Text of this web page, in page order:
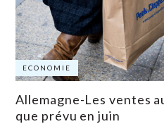
ECONOMIE
Allemagne-Les ventes
que prévu en juin